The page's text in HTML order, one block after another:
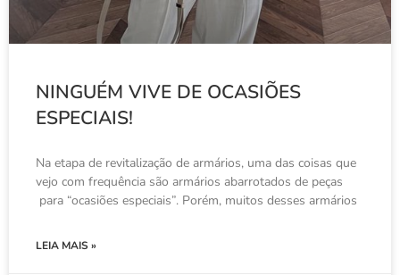
NINGUÉM VIVE DE OCASIÕES
ESPECIAIS!
Na etapa de revitalização de armários, uma das coisas que
vejo com frequência são armários abarrotados de peças
para “ocasiões especiais”. Porém, muitos desses armários
LEIA MAIS »